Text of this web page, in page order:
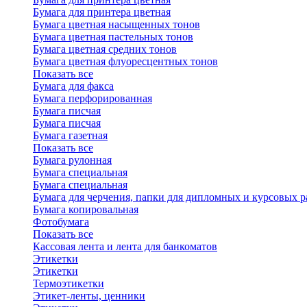
Бумага для принтера цветная
Бумага цветная насыщенных тонов
Бумага цветная пастельных тонов
Бумага цветная средних тонов
Бумага цветная флуоресцентных тонов
Показать все
Бумага для факса
Бумага перфорированная
Бумага писчая
Бумага писчая
Бумага газетная
Показать все
Бумага рулонная
Бумага специальная
Бумага специальная
Бумага для черчения, папки для дипломных и курсовых
Бумага копировальная
Фотобумага
Показать все
Кассовая лента и лента для банкоматов
Этикетки
Этикетки
Термоэтикетки
Этикет-ленты, ценники